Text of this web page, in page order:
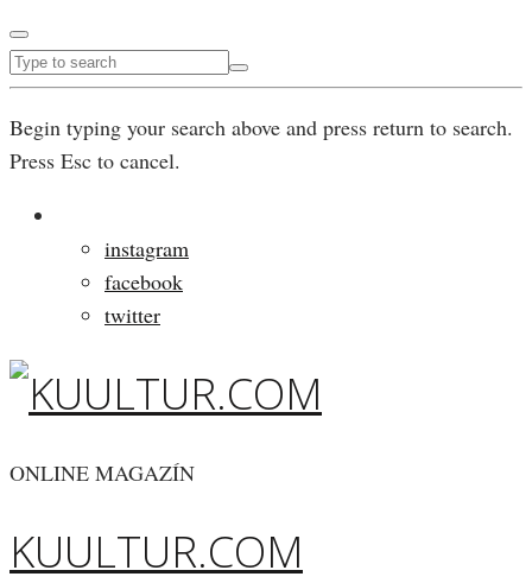
Begin typing your search above and press return to search.
Press Esc to cancel.
instagram
facebook
twitter
ONLINE MAGAZÍN
KUULTUR.COM